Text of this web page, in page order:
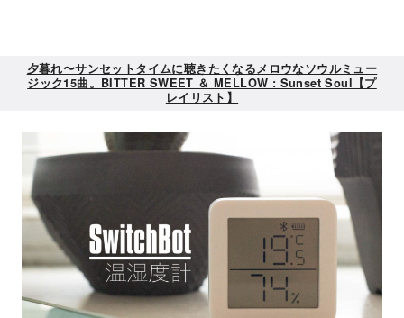
夕暮れ〜サンセットタイムに聴きたくなるメロウなソウルミュー
ジック15曲。BITTER SWEET ＆ MELLOW : Sunset Soul【プ
レイリスト】